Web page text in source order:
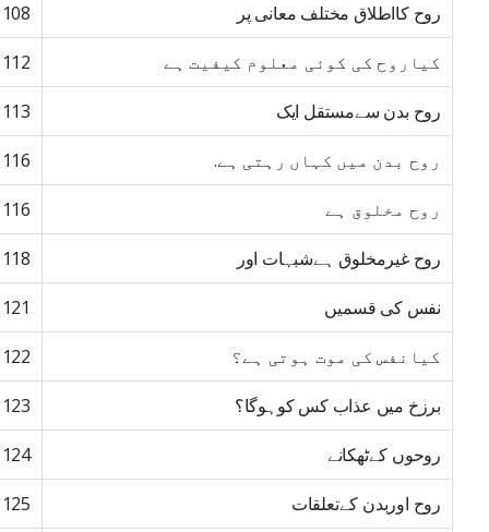
روح کااطلاق مختلف معانی پر 108
کیاروح کی کوئی معلوم کیفیت ہے 112
روح بدن سےمستقل ایک 113
روح بدن میں کہاں رہتی ہے. 116
روح مخلوق ہے 116
روح غیرمخلوق ہےشبہات اور 118
نفس کی قسمیں 121
کیانفس کی موت ہوتی ہے؟ 122
برزخ میں عذاب کس کوہوگا؟ 123
روحوں کےٹھکانے 124
روح اوربدن کےتعلقات 125